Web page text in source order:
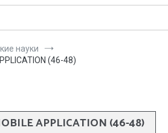
науки
(46-48)
APPLICATION (46-48)